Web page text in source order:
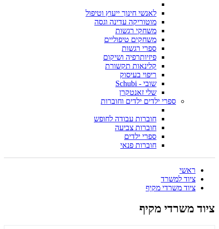
לאנשי חינוך ייעוץ וטיפול
מוטוריקה עדינה וגסה
משחקי רגשות
משחקים טיפוליים
ספרי רגשות
פיזיותרפיה ושיקום
קלינאות תקשורת
ריפוי בעיסוק
שובי - Schubi
שלי זאנטקרן
ספרי ילדים ילדים וחוברות
חוברות עבודה לחופש
חוברות צביעה
ספרי ילדים
חוברות פנאי
ראשי
ציוד למשרד
ציוד משרדי מקיף
ציוד משרדי מקיף